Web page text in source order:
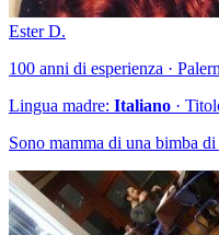
Ester D.
100 anni di esperienza ·
Lingua madre: Italiano ·
Sono mamma di una bimba